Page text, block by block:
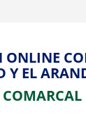
ONLINE
Y EL